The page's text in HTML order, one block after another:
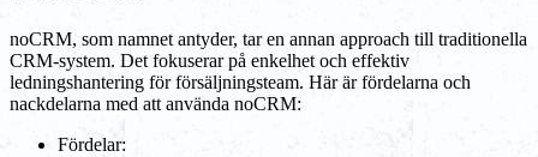
noCRM, som namnet antyder, tar en annan approach till traditionella
CRM-system. Det fokuserar på enkelhet och effektiv
ledningshantering för försäljningsteam. Här är fördelarna och
nackdelarna med att använda noCRM:
Fördelar: